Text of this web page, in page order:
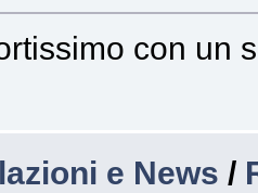
con un
e News /